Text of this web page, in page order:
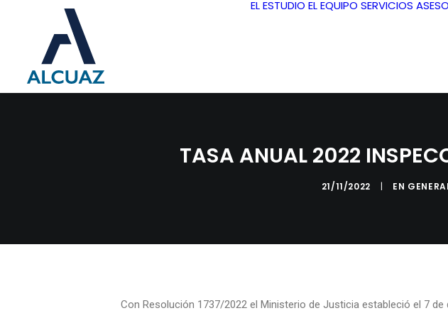
EL ESTUDIO EL EQUIPO SERVICIOS
TASA ANUAL 2022
21/11/2022 | EN
Con Resolución 1737/2022 el Ministerio de Justicia estableció el 7